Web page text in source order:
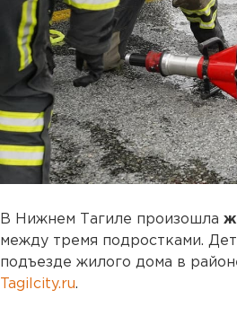
В Нижнем Тагиле произошла
между тремя подростками.
подъезде жилого дома в
Tagilcity.ru.